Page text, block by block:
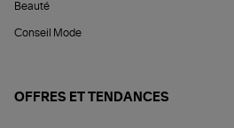
Beauté
Conseil Mode
OFFRES ET TENDANCES